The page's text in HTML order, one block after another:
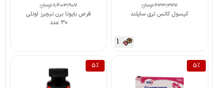
کپسول کاتس تری ساپلند
633,377تومان
1
قرص بایونا برن نیچرز اونلی
30 عدد
1,403,907تومان
5%
5%